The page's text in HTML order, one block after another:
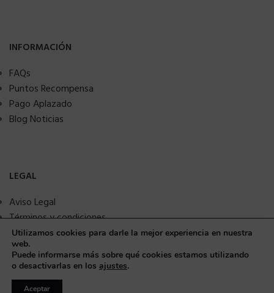
INFORMACIÓN
FAQs
Puntos Recompensa
Pago Aplazado
Blog Noticias
LEGAL
Aviso Legal
Términos y condiciones
Política de privacidad
Política de Cookies
Seguridad y protección a compradores
Utilizamos cookies para darle la mejor experiencia en nuestra
web.
Puede informarse más sobre qué cookies estamos utilizando
o desactivarlas en los ajustes.
Aceptar